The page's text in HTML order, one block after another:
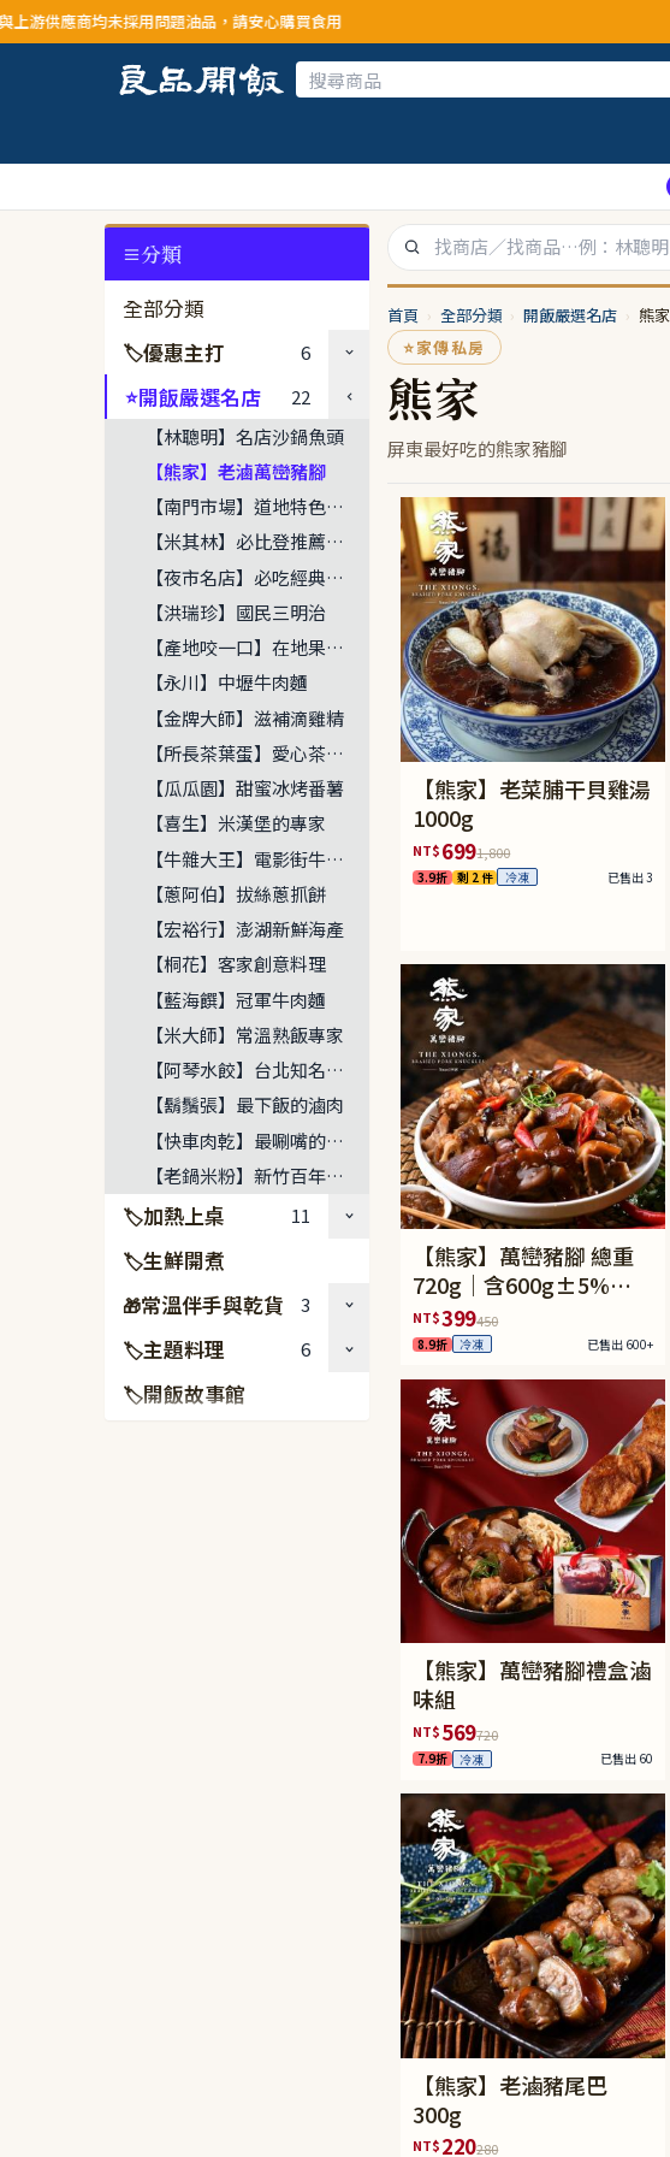
商均未採用問題油品，請安心購買食用
分類
全部分類
🏷優惠主打
6
⭐開飯嚴選名店
22
【林聰明】名店沙鍋魚頭
【熊家】老滷萬巒豬腳
【南門市場】道地特色菜餚
【米其林】必比登推薦名單
【夜市名店】必吃經典美味
【洪瑞珍】國民三明治
【產地咬一口】在地果物漁穫
【永川】中壢牛肉麵
【金牌大師】滋補滴雞精
【所長茶葉蛋】愛心茶葉蛋
【瓜瓜園】甜蜜冰烤番薯
【喜生】米漢堡的專家
【牛雜大王】電影街牛肉麵
【蔥阿伯】拔絲蔥抓餅
【宏裕行】澎湖新鮮海產
【桐花】客家創意料理
【藍海饌】冠軍牛肉麵
【米大師】常溫熟飯專家
【阿琴水餃】台北知名水餃
【鬍鬚張】最下飯的滷肉
【快車肉乾】最唰嘴的豬肉乾
【老鍋米粉】新竹百年米粉好味
🏷加熱上桌
11
🏷生鮮開煮
🎁常溫伴手與乾貨
3
🏷主題料理
6
🏷開飯故事館
首頁 › 全部分類 › 開飯嚴選名店 › 熊家
⭐家傳私房
熊家
屏東最好吃的熊家豬腳
【熊家】老菜脯干貝雞湯
1000g
NT$6991,800
3.9折 剩 2 件 冷凍 已售出 3
【熊家】萬巒豬腳 總重
720g｜含600g±5%豬
腳含骨+120g醬包
NT$399450
8.9折 冷凍 已售出 600+
【熊家】萬巒豬腳禮盒滷
味組
NT$569720
7.9折 冷凍 已售出 60
【熊家】老滷豬尾巴
300g
NT$220280